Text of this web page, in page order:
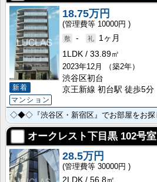
新着
マンション
18.75万円
10000円
-
1ヶ月
1LDK
33.89㎡
2023年12月
（築2年）
渋谷区初台
京王新線 初台駅 徒歩5分
オークレスト下目黒 102号室
28.5万円
30000円
2LDK
56.8㎡